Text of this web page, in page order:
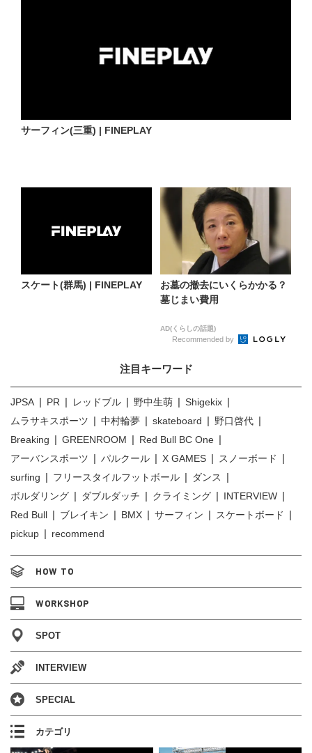
サーフィン(三重) | FINEPLAY
スケート(群馬) | FINEPLAY
お墓の撤去にいくらかかる？
墓じまい費用
AD(くらしの話題)
Recommended by
注目キーワード
JPSA PR レッドブル 野中生萌
Shigekix
ムラサキスポーツ
中村輪夢 skateboard
野口啓代
Breaking
GREENROOM
Red Bull BC One
アーバンスポーツ
パルクール X GAMES
スノーボード
surfing
フリースタイルフットボール
ダンス
ボルダリング
ダブルダッチ クライミング
INTERVIEW
Red Bull
ブレイキン BMX サーフィン
スケートボード
pickup
recommend
HOW TO
WORKSHOP
SPOT
INTERVIEW
SPECIAL
カテゴリ